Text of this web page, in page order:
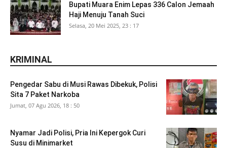
Bupati Muara Enim Lepas 336 Calon Jemaah
Haji Menuju Tanah Suci
Selasa, 20 Mei 2025, 23 : 17
KRIMINAL
Pengedar Sabu di Musi Rawas Dibekuk, Polisi
Sita 7 Paket Narkoba
Jumat, 07 Agu 2026, 18 : 50
Nyamar Jadi Polisi, Pria Ini Kepergok Curi
Susu di Minimarket